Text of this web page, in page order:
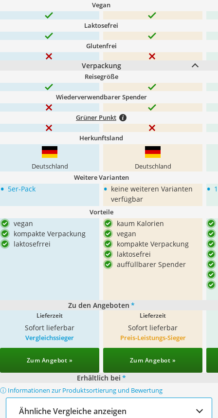
Vegan
Laktosefrei
Glutenfrei
Verpackung
Reisegröße
Wiederverwendbarer Spender
Grüner Punkt
Herkunftsland
Deutschland Deutschland
Weitere Varianten
• 5er-Pack • keine weiteren Varianten
verfügbar
•
Vorteile
vegan
kompakte Verpackung
laktosefrrei
kaum Kalorien
vegan
kompakte Verpackung
laktosefrei
auffüllbarer Spender
Zu den Angeboten *
Lieferzeit
Sofort lieferbar
Lieferzeit
Sofort lieferbar
Vergleichssieger
Zum Angebot »
Preis-Leistungs-Sieger
Zum Angebot »
Erhältlich bei *
ⓘ Informationen zur Produktsortierung und Bewertung
Ähnliche Vergleiche anzeigen